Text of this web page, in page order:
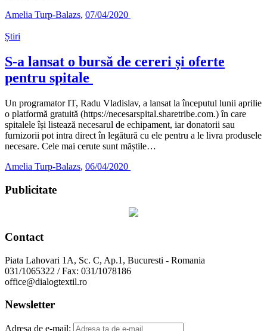
Amelia Turp-Balazs, 07/04/2020
Știri
S-a lansat o bursă de cereri și oferte
pentru spitale
Un programator IT, Radu Vladislav, a lansat la începutul lunii aprilie
o platformă gratuită (https://necesarspital.sharetribe.com.) în care
spitalele își listează necesarul de echipament, iar donatorii sau
furnizorii pot intra direct în legătură cu ele pentru a le livra produsele
necesare. Cele mai cerute sunt măștile…
Amelia Turp-Balazs, 06/04/2020
Publicitate
Contact
Piata Lahovari 1A, Sc. C, Ap.1, Bucuresti - Romania
031/1065322 / Fax: 031/1078186
office@dialogtextil.ro
Newsletter
Adresa de e-mail: